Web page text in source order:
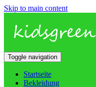
Skip to main content
Toggle navigation
Startseite
Bekleidung